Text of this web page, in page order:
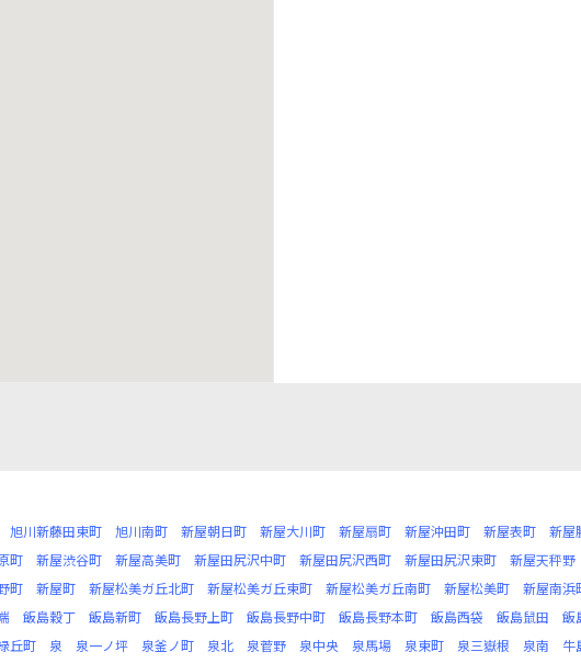
旭川新藤田東町 旭川南町 新屋朝日町 新屋大川町 新屋扇町 新屋沖田町 新屋表町
新屋
町 新屋渋谷町 新屋高美町 新屋田尻沢中町 新屋田尻沢西町 新屋田尻沢東町
新屋天秤野
町 新屋町 新屋松美ガ丘北町 新屋松美ガ丘東町 新屋松美ガ丘南町 新屋松美町
新屋南浜
飯島穀丁 飯島新町 飯島長野上町 飯島長野中町 飯島長野本町 飯島西袋 飯島鼠田
飯
丘町 泉 泉一ノ坪 泉釜ノ町 泉北 泉菅野 泉中央 泉馬場 泉東町 泉三嶽根 泉南
牛